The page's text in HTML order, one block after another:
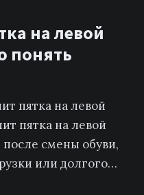
на левой
понять
пятка на левой
пятка на левой
смены обуви,
или долгого…